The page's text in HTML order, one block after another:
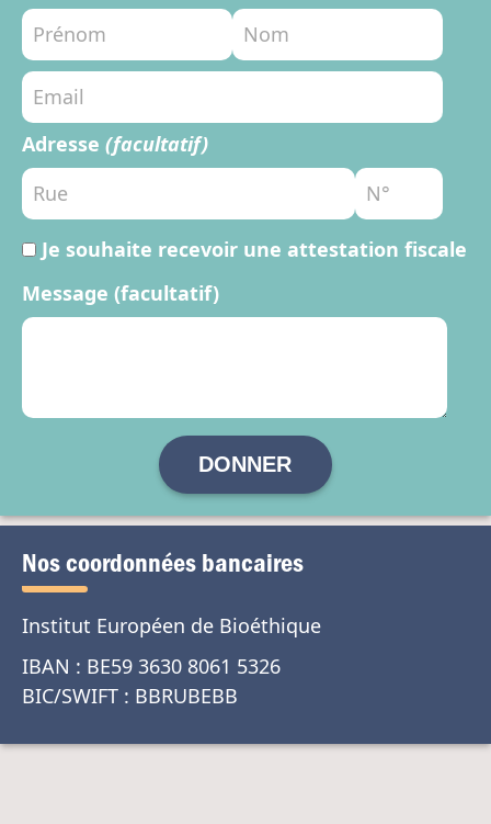
Adresse (facultatif)
Je souhaite recevoir une attestation fiscale
Message (facultatif)
DONNER
Nos coordonnées bancaires
Institut Européen de Bioéthique
IBAN : BE59 3630 8061 5326
BIC/SWIFT : BBRUBEBB